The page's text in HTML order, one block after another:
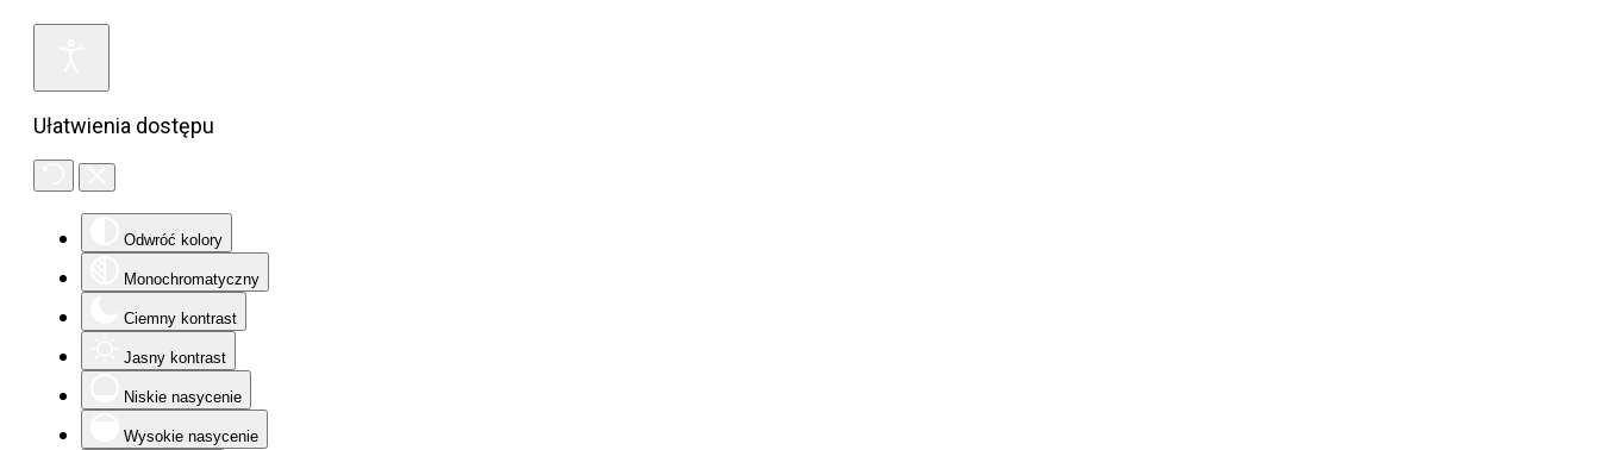
Ułatwienia dostępu
Odwróć kolory
Monochromatyczny
Ciemny kontrast
Jasny kontrast
Niskie nasycenie
Wysokie nasycenie